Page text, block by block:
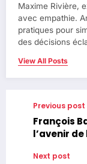
Maxime Rivière,
avec empathie.
pratiques pour
des décisions
View All Posts
Previous post
François
l’avenir
Next post